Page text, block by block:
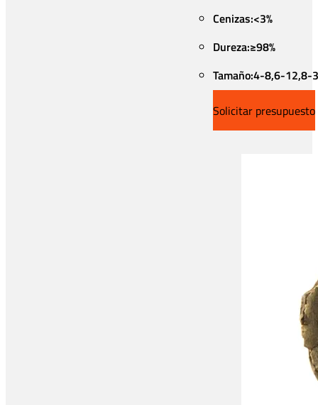
Cenizas:<3%
Dureza:≥98%
Tamaño:4-8,6-12,8-
Solicitar presupuesto